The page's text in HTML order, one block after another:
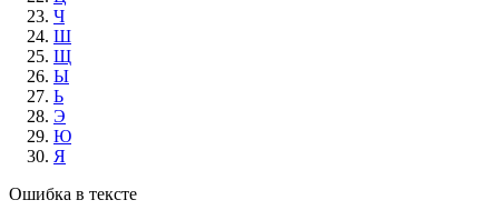
Ч
Ш
Щ
Ы
Ь
Э
Ю
Я
Ошибка в тексте